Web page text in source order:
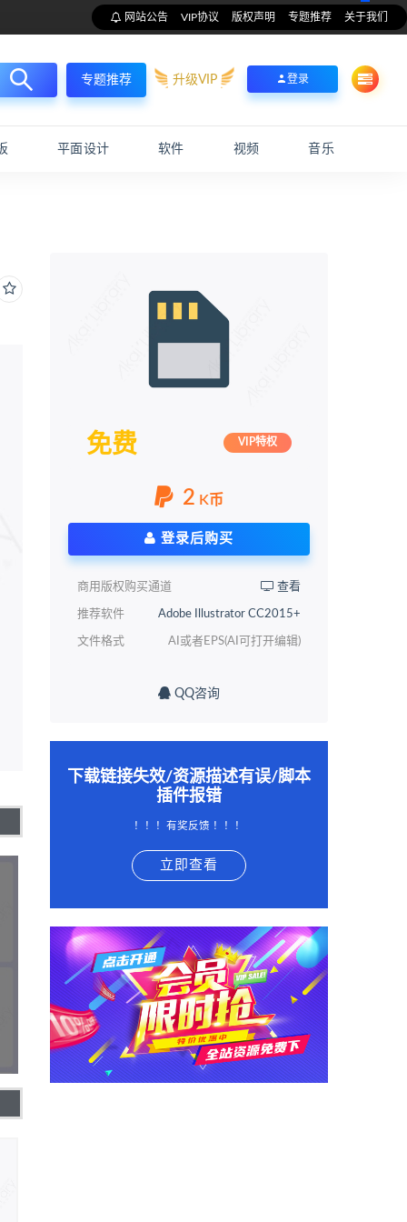
网站公告 VIP协议 版权声明 专题推荐 关于我们
专题推荐 升级VIP 登录
平面设计 软件 视频 音乐
免费 VIP特权
2 K币
登录后购买
商用版权购买通道 查看
推荐软件 Adobe Illustrator CC2015+
文件格式 AI或者EPS(AI可打开编辑)
QQ咨询
下载链接失效/资源描述有误/脚本
插件报错
！！！有奖反馈 ！！！
立即查看